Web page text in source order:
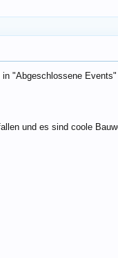
"Abgeschlossene Events"
und es sind coole